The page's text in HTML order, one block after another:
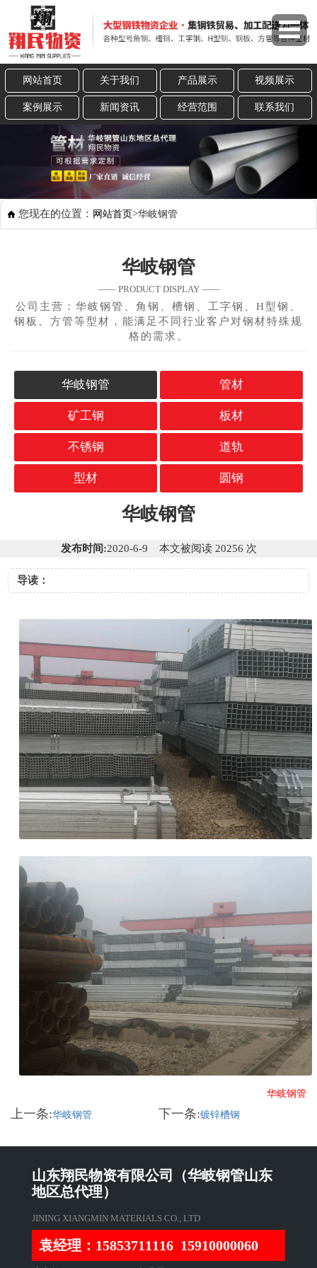
网站首页 关于我们 产品展示 视频展示
案例展示 新闻资讯 经营范围 联系我们
您现在的位置： 网站首页>华岐钢管
华岐钢管
—— PRODUCT DISPLAY ——
公司主营：华岐钢管、角钢、槽钢、工字钢、H型钢、
钢板、方管等型材，能满足不同行业客户对钢材特殊规
格的需求。
华岐钢管 管材
矿工钢 板材
不锈钢 道轨
型材 圆钢
华岐钢管
发布时间:2020-6-9 本文被阅读 20256 次
导读：
华岐钢管
上一条:华岐钢管 下一条:镀锌槽钢
山东翔民物资有限公司（华岐钢管山东
地区总代理）
JINING XIANGMIN MATERIALS CO., LTD
袁经理：15853711116 15910000060